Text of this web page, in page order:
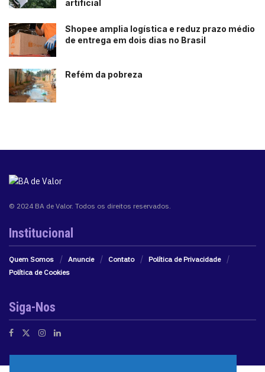
artificial
Shopee amplia logística e reduz prazo médio
de entrega em dois dias no Brasil
Refém da pobreza
© 2024 BA de Valor. Todos os direitos reservados.
Institucional
Quem Somos Anuncie Contato
Política de Privacidade
Política de Cookies
Siga-Nos